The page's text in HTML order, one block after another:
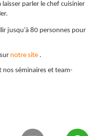
laisser parler le chef cuisinier
jusqu’à 80 personnes pour
notre site .
séminaires et team-